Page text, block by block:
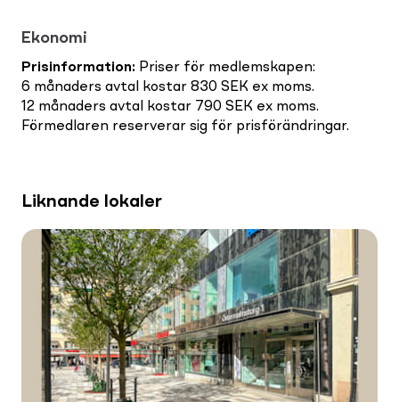
Ekonomi
Prisinformation: Priser för medlemskapen:
6 månaders avtal kostar 830 SEK ex moms.
12 månaders avtal kostar 790 SEK ex moms.
Förmedlaren reserverar sig för prisförändringar.
Liknande lokaler